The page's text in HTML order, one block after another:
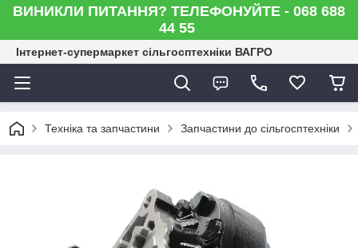
ВИНИКЛИ ПИТАННЯ? ТЕЛЕФОНУЙТЕ - 068 688
44 55
Інтернет-супермаркет сільгосптехніки ВАГРО
Техніка та запчастини Запчастини до сільгосптехніки